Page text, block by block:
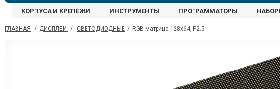
КОРПУСА И КРЕПЕЖИ ИНСТРУМЕНТЫ ПРОГРАММАТОРЫ
ГЛАВНАЯ / ДИСПЛЕИ / СВЕТОДИОДНЫЕ / RGB матрица 128x64, P2.5